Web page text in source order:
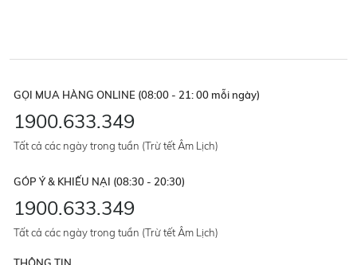
GỌI MUA HÀNG ONLINE (08:00 - 21: 00 mỗi ngày)
1900.633.349
Tất cả các ngày trong tuần (Trừ tết Âm Lịch)
GÓP Ý & KHIẾU NẠI (08:30 - 20:30)
1900.633.349
Tất cả các ngày trong tuần (Trừ tết Âm Lịch)
THÔNG TIN